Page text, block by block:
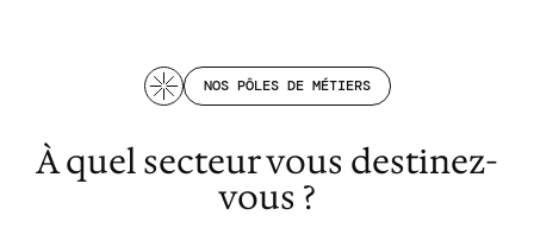
NOS PÔLES DE MÉTIERS
À quel secteur vous destinez-
vous ?